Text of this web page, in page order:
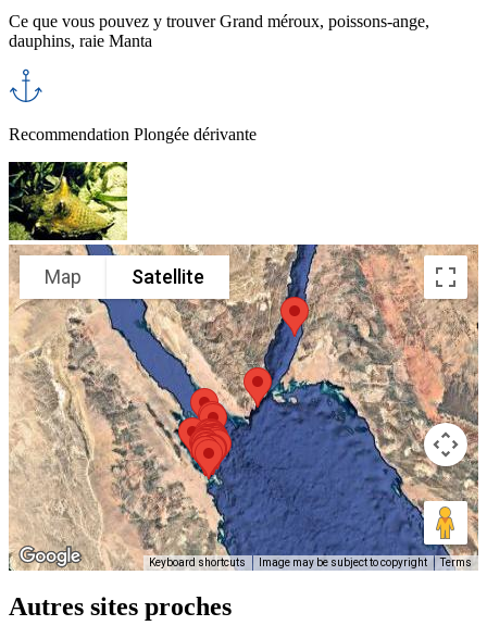
Ce que vous pouvez y trouverGrand méroux, poissons-ange,
dauphins, raie Manta
Recommendation Plongée dérivante
Map Satellite
Keyboard shortcuts Image may be subject to copyright Terms
Autres sites proches